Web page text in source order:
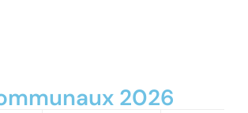
2026